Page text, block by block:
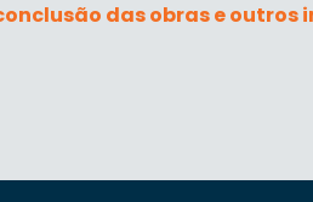
das obras e outros